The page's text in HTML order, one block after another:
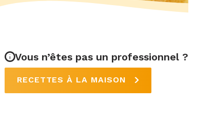
Vous n’êtes pas un professionnel ?
RECETTES À LA MAISON